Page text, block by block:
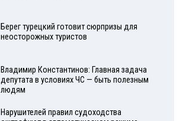
Берег турецкий готовит сюрпризы для
неосторожных туристов
Владимир Константинов: Главная задача
депутата в условиях ЧС — быть полезным
людям
Нарушителей правил судоходства